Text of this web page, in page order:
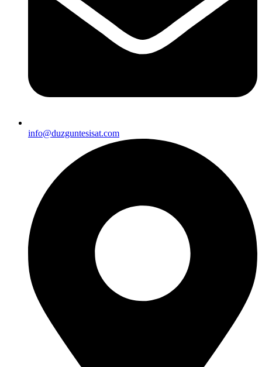
info@duzguntesisat.com